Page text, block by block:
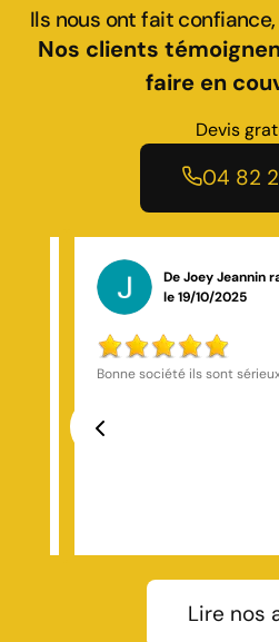
Ils nous ont fait
Nos clients
faire en
Devis
04 82
De Bassaly
le 26/10/2025
Super équipe, résultat
Lire nos